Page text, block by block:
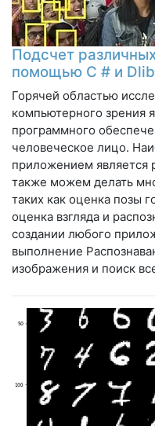
Подсчет
помощью C # и Dlib
Горячей областью
компьютерного зрения
программного
человеческое лицо.
приложением является
также можем делать
таких как оценка позы
оценка взгляда и
создании любого
выполнение
изображения и поиск